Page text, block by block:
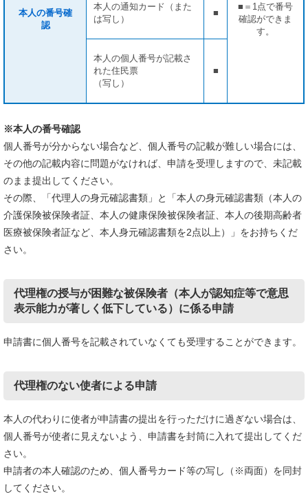
本人の番号確
認
■＝1点で番号
確認ができま
す。
本人の通知カード（また
は写し）
■
本人の個人番号が記載さ
れた住民票
（写し）
■
※本人の番号確認
個人番号が分からない場合など、個人番号の記載が難しい場合には、
その他の記載内容に問題がなければ、申請を受理しますので、未記載
のまま提出してください。
その際、「代理人の身元確認書類」と「本人の身元確認書類（本人の
介護保険被保険者証、本人の健康保険被保険者証、本人の後期高齢者
医療被保険者証など、本人身元確認書類を2点以上）」をお持ちくだ
さい。
代理権の授与が困難な被保険者（本人が認知症等で意思
表示能力が著しく低下している）に係る申請
申請書に個人番号を記載されていなくても受理することができます。
代理権のない使者による申請
本人の代わりに使者が申請書の提出を行っただけに過ぎない場合は、
個人番号が使者に見えないよう、申請書を封筒に入れて提出してくだ
さい。
申請者の本人確認のため、個人番号カード等の写し（※両面）を同封
してください。